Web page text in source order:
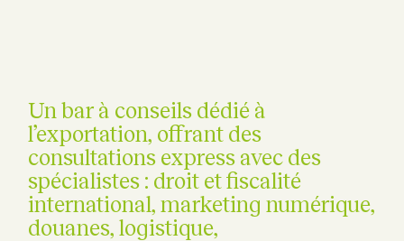
Un bar à conseils dédié à
l’exportation, offrant des
consultations express avec des
spécialistes : droit et fiscalité
international, marketing numérique,
douanes, logistique,